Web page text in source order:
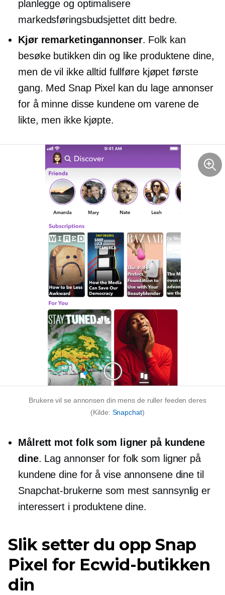
planlegge og optimalisere
markedsføringsbudsjettet ditt bedre.
Kjør remarketingannonser. Folk kan
besøke butikken din og like produktene dine,
men de vil ikke alltid fullføre kjøpet første
gang. Med Snap Pixel kan du lage annonser
for å minne disse kundene om varene de
likte, men ikke kjøpte.
Brukere vil se annonsen din mens de ruller feeden deres
(Kilde: Snapchat)
Målrett mot folk som ligner på kundene
dine. Lag annonser for folk som ligner på
kundene dine for å vise annonsene dine til
Snapchat-brukerne som mest sannsynlig er
interessert i produktene dine.
Slik setter du opp Snap
Pixel for Ecwid-butikken
din